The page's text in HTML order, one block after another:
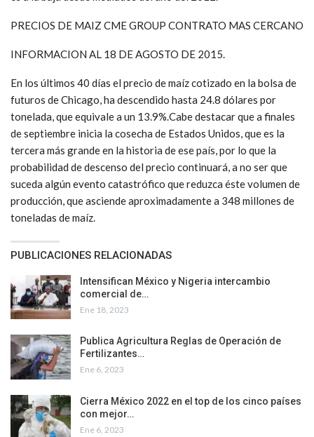
PRECIOS DE MAIZ CME GROUP CONTRATO MAS CERCANO
INFORMACION AL 18 DE AGOSTO DE 2015.
En los últimos 40 días el precio de maíz cotizado en la bolsa de
futuros de Chicago, ha descendido hasta 24.8 dólares por
tonelada, que equivale a un 13.9%.Cabe destacar que a finales
de septiembre inicia la cosecha de Estados Unidos, que es la
tercera más grande en la historia de ese país, por lo que la
probabilidad de descenso del precio continuará, a no ser que
suceda algún evento catastrófico que reduzca éste volumen de
producción, que asciende aproximadamente a 348 millones de
toneladas de maíz.
PUBLICACIONES RELACIONADAS
Intensifican México y Nigeria intercambio
comercial de…
Ene 18, 2023
Publica Agricultura Reglas de Operación de
Fertilizantes…
Ene 6, 2023
Cierra México 2022 en el top de los cinco países
con mejor…
Ene 6, 2023